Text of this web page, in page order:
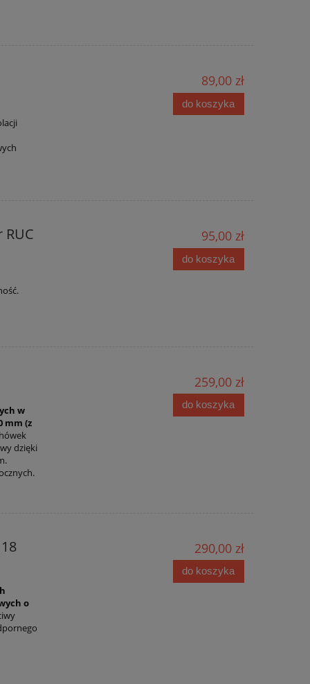
89,00 zł
do koszyka
95,00 zł
do koszyka
w
mm (z
dzięki
259,00 zł
do koszyka
o
290,00 zł
do koszyka